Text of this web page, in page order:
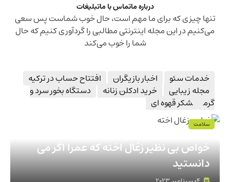
درباره ماتماس با ماتبلیغات
تنها چیزی که برای ما مهم است، حال خوب شماست پس سعی
می‌کنیم در این مجله اینترنتی مطالبی را گردآوری کنیم که حال
شما را خوب می‌کند
خدمات سئو اخبار بازیگران
افتتاح حساب در ترکیه
مجله زیبایی
خرید ادکلن زنانه
دستگاه بخور سرد و
گرم
شکر قهوه ای
خواص بی نظیر زغال اخته که عمرا اگر می
دانستید
سلامت